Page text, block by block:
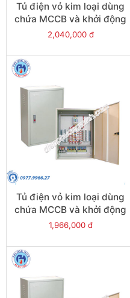
Tủ điện vỏ kim loại dùng
chứa MCCB và khởi động
từ - Model CKE9+2
2,040,000 đ
Tủ điện vỏ kim loại dùng
chứa MCCB và khởi động
từ - Model CKE9
1,966,000 đ